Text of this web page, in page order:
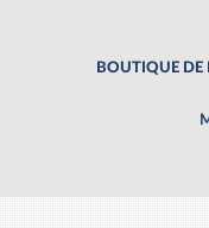
BOUTIQUE DE